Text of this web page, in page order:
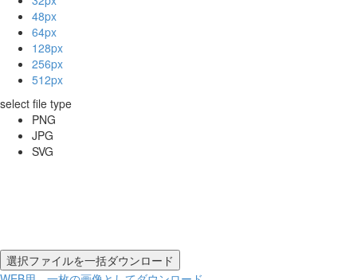
48px
64px
128px
256px
512px
select file type
PNG
JPG
SVG